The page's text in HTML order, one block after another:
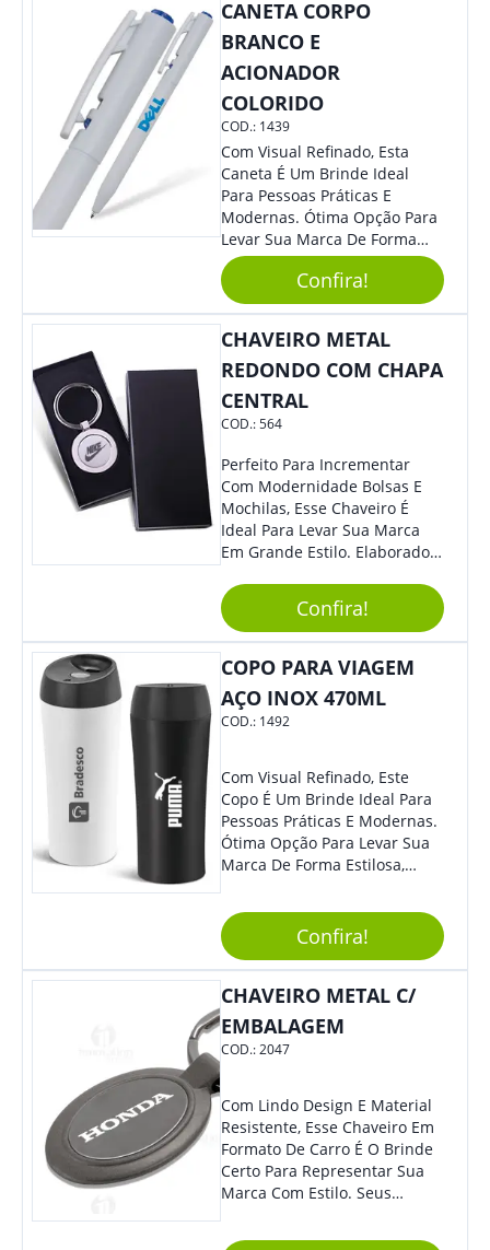
CANETA CORPO
BRANCO E
ACIONADOR
COLORIDO
COD.: 1439
Com Visual Refinado, Esta
Caneta É Um Brinde Ideal
Para Pessoas Práticas E
Modernas. Ótima Opção Para
Levar Sua Marca De Forma
Estilosa, Agregando Valor Para
Sua Empresa Em Eventos,
Reuniões Corporativas Ou Até
Colaboradores.
Confira!
CHAVEIRO METAL
REDONDO COM CHAPA
CENTRAL
COD.:564
Perfeito Para Incrementar
Com Modernidade Bolsas E
Mochilas, Esse Chaveiro É
Ideal Para Levar Sua Marca
Em Grande Estilo. Elaborado A
O Brinde Se Adequa A
Diversos Públicos. Não Perca
A Chance De Elevar A
Visibilidade De Sua Empresa!
Confira!
COPO PARA VIAGEM
AÇO INOX 470ML
COD.: 1492
Com Visual Refinado, Este
Copo É Um Brinde Ideal Para
Pessoas Práticas E Modernas.
Ótima Opção Para Levar Sua
Marca De Forma Estilosa,
Empresa Em Eventos,
Reuniões Corporativas Ou Até
Mesmo Para Presentear
Colaboradores.
Confira!
CHAVEIRO METAL C/
EMBALAGEM
COD.:2047
Com Lindo Design E Material
Resistente, Esse Chaveiro Em
Formato De Carro É O Brinde
Certo Para Representar Sua
Marca Com Estilo. Seus
Adorar.